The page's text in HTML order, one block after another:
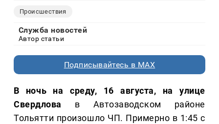
Происшествия
Служба новостей
Автор статьи
Подписывайтесь в MAX
В ночь на среду, 16 августа, на улице
Свердлова в Автозаводском районе
Тольятти произошло ЧП. Примерно в 1:45 с